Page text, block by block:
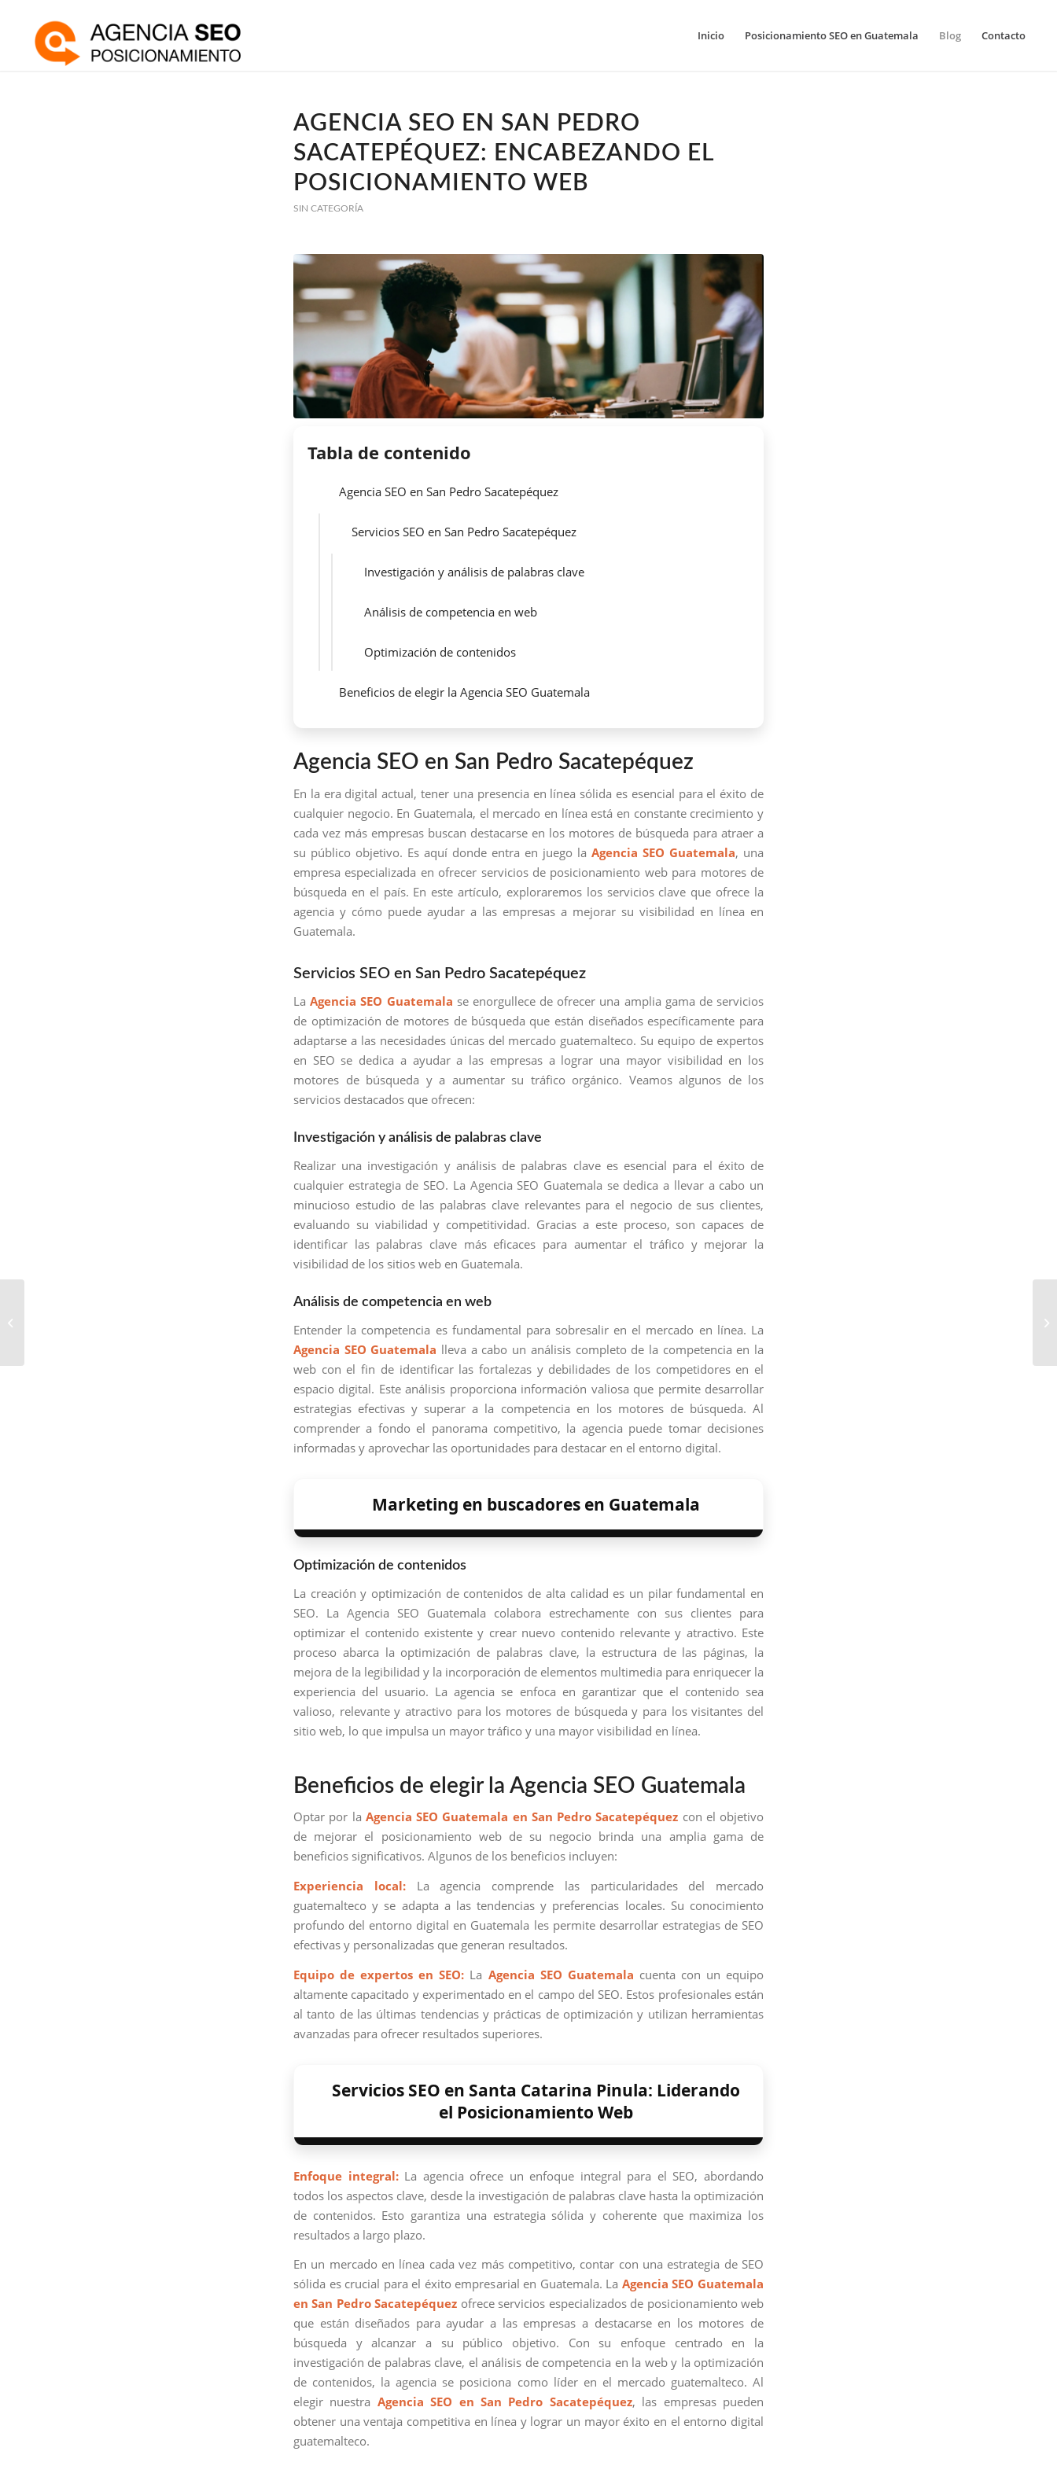
Inicio Posicionamiento SEO en Guatemala Blog Contacto
AGENCIA SEO EN SAN PEDRO
SACATEPÉQUEZ: ENCABEZANDO EL
POSICIONAMIENTO WEB
SIN CATEGORÍA
Tabla de contenido
Agencia SEO en San Pedro Sacatepéquez
Servicios SEO en San Pedro Sacatepéquez
Investigación y análisis de palabras clave
Análisis de competencia en web
Optimización de contenidos
Beneficios de elegir la Agencia SEO Guatemala
Agencia SEO en San Pedro Sacatepéquez
En la era digital actual, tener una presencia en línea sólida es esencial para el éxito de
cualquier negocio. En Guatemala, el mercado en línea está en constante crecimiento y
cada vez más empresas buscan destacarse en los motores de búsqueda para atraer a
su público objetivo. Es aquí donde entra en juego la Agencia SEO Guatemala, una
empresa especializada en ofrecer servicios de posicionamiento web para motores de
búsqueda en el país. En este artículo, exploraremos los servicios clave que ofrece la
agencia y cómo puede ayudar a las empresas a mejorar su visibilidad en línea en
Guatemala.
Servicios SEO en San Pedro Sacatepéquez
LaAgencia SEO Guatemala se enorgullece de ofrecer una amplia gama de servicios
de optimización de motores de búsqueda que están diseñados específicamente para
adaptarse a las necesidades únicas del mercado guatemalteco. Su equipo de expertos
en SEO se dedica a ayudar a las empresas a lograr una mayor visibilidad en los
motores de búsqueda y a aumentar su tráfico orgánico. Veamos algunos de los
servicios destacados que ofrecen:
Investigación y análisis de palabras clave
Realizar una investigación y análisis de palabras clave es esencial para el éxito de
cualquier estrategia de SEO. La Agencia SEO Guatemala se dedica a llevar a cabo un
minucioso estudio de las palabras clave relevantes para el negocio de sus clientes,
evaluando su viabilidad y competitividad. Gracias a este proceso, son capaces de
identificar las palabras clave más eficaces para aumentar el tráfico y mejorar la
visibilidad de los sitios web en Guatemala.
Análisis de competencia en web
Entender la competencia es fundamental para sobresalir en el mercado en línea. La
Agencia SEO Guatemala lleva a cabo un análisis completo de la competencia en la
web con el fin de identificar las fortalezas y debilidades de los competidores en el
espacio digital. Este análisis proporciona información valiosa que permite desarrollar
estrategias efectivas y superar a la competencia en los motores de búsqueda. Al
comprender a fondo el panorama competitivo, la agencia puede tomar decisiones
informadas y aprovechar las oportunidades para destacar en el entorno digital.
Marketing en buscadores en Guatemala
Optimización de contenidos
La creación y optimización de contenidos de alta calidad es un pilar fundamental en
SEO. La Agencia SEO Guatemala colabora estrechamente con sus clientes para
optimizar el contenido existente y crear nuevo contenido relevante y atractivo. Este
proceso abarca la optimización de palabras clave, la estructura de las páginas, la
mejora de la legibilidad y la incorporación de elementos multimedia para enriquecer la
experiencia del usuario. La agencia se enfoca en garantizar que el contenido sea
valioso, relevante y atractivo para los motores de búsqueda y para los visitantes del
sitio web, lo que impulsa un mayor tráfico y una mayor visibilidad en línea.
Beneficios de elegir la Agencia SEO Guatemala
Optar por la Agencia SEO Guatemala en San Pedro Sacatepéquez con el objetivo
de mejorar el posicionamiento web de su negocio brinda una amplia gama de
beneficios significativos. Algunos de los beneficios incluyen:
Experiencia local:La agencia comprende las particularidades del mercado
guatemalteco y se adapta a las tendencias y preferencias locales. Su conocimiento
profundo del entorno digital en Guatemala les permite desarrollar estrategias de SEO
efectivas y personalizadas que generan resultados.
Equipo de expertos en SEO: La Agencia SEO Guatemala cuenta con un equipo
altamente capacitado y experimentado en el campo del SEO. Estos profesionales están
al tanto de las últimas tendencias y prácticas de optimización y utilizan herramientas
avanzadas para ofrecer resultados superiores.
Servicios SEO en Santa Catarina Pinula: Liderando
el Posicionamiento Web
Enfoque integral:La agencia ofrece un enfoque integral para el SEO, abordando
todos los aspectos clave, desde la investigación de palabras clave hasta la optimización
de contenidos. Esto garantiza una estrategia sólida y coherente que maximiza los
resultados a largo plazo.
En un mercado en línea cada vez más competitivo, contar con una estrategia de SEO
sólida es crucial para el éxito empresarial en Guatemala. La Agencia SEO Guatemala
en San Pedro Sacatepéquez ofrece servicios especializados de posicionamiento web
que están diseñados para ayudar a las empresas a destacarse en los motores de
búsqueda y alcanzar a su público objetivo. Con su enfoque centrado en la
investigación de palabras clave, el análisis de competencia en la web y la optimización
de contenidos, la agencia se posiciona como líder en el mercado guatemalteco. Al
elegir nuestra Agencia SEO en San Pedro Sacatepéquez, las empresas pueden
obtener una ventaja competitiva en línea y lograr un mayor éxito en el entorno digital
guatemalteco.